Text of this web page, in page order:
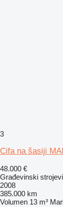
3
Cifa na šasiji
48.000 €
Građevinski
2008
385.000 km
Volumen 13 m³